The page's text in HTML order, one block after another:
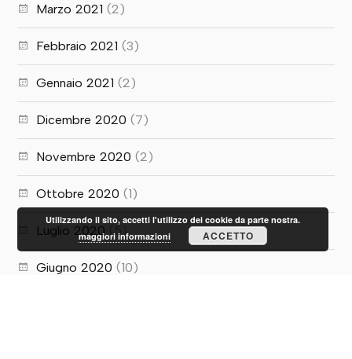
Marzo 2021 (2)
Febbraio 2021 (3)
Gennaio 2021 (2)
Dicembre 2020 (7)
Novembre 2020 (2)
Ottobre 2020 (1)
Luglio 2020 (5)
Giugno 2020 (10)
Utilizzando il sito, accetti l'utilizzo dei cookie da parte nostra.
maggiori informazioni
ACCETTO